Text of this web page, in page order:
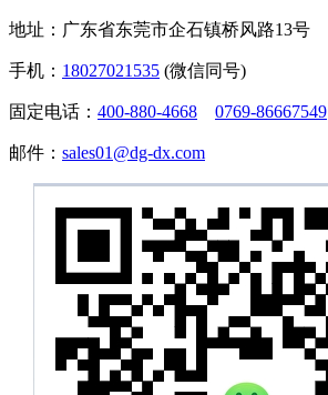
地址：广东省东莞市企石镇桥风路13号
手机： 18027021535 (微信同号)
固定电话： 400-880-4668 0769-86667549
邮件： sales01@dg-dx.com